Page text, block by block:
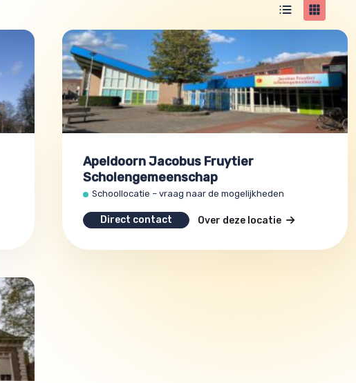
Apeldoorn Jacobus Fruytier
Scholengemeenschap
Schoollocatie – vraag naar de mogelijkheden
Direct contact Over deze locatie